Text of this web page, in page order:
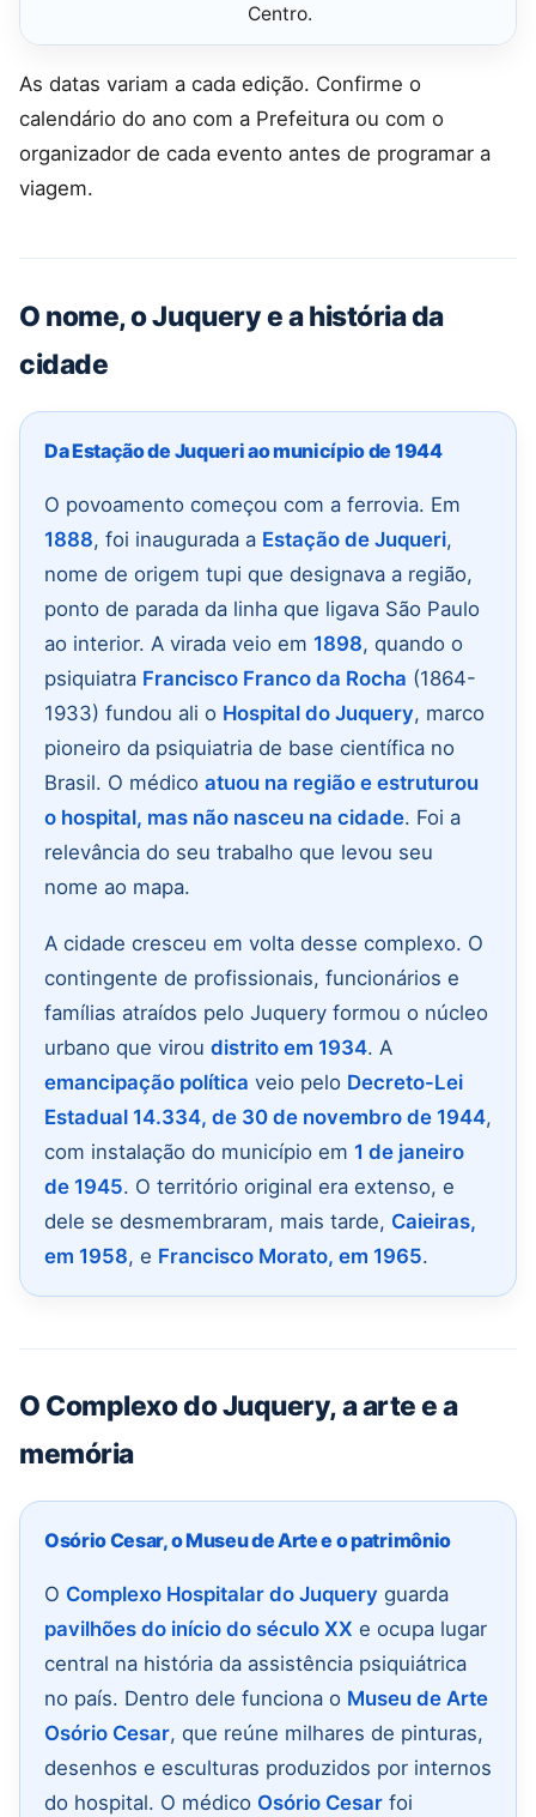
Centro.
As datas variam a cada edição. Confirme o
calendário do ano com a Prefeitura ou com o
organizador de cada evento antes de programar a
viagem.
O nome, o Juquery e a história da
cidade
Da Estação de Juqueri ao município de 1944
O povoamento começou com a ferrovia. Em
1888, foi inaugurada a Estação de Juqueri,
nome de origem tupi que designava a região,
ponto de parada da linha que ligava São Paulo
ao interior. A virada veio em 1898, quando o
psiquiatra Francisco Franco da Rocha (1864-
1933) fundou ali o Hospital do Juquery, marco
pioneiro da psiquiatria de base científica no
Brasil. O médico atuou na região e estruturou
o hospital, mas não nasceu na cidade. Foi a
relevância do seu trabalho que levou seu
nome ao mapa.
A cidade cresceu em volta desse complexo. O
contingente de profissionais, funcionários e
famílias atraídos pelo Juquery formou o núcleo
urbano que virou distrito em 1934. A
emancipação política veio pelo Decreto-Lei
Estadual 14.334, de 30 de novembro de 1944,
com instalação do município em 1 de janeiro
de 1945. O território original era extenso, e
dele se desmembraram, mais tarde, Caieiras,
em 1958, e Francisco Morato, em 1965.
O Complexo do Juquery, a arte e a
memória
Osório Cesar, o Museu de Arte e o patrimônio
O Complexo Hospitalar do Juquery guarda
pavilhões do início do século XX e ocupa lugar
central na história da assistência psiquiátrica
no país. Dentro dele funciona o Museu de Arte
Osório Cesar, que reúne milhares de pinturas,
desenhos e esculturas produzidos por internos
do hospital. O médico Osório Cesar foi